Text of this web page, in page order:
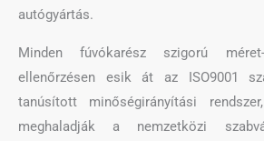
autógyártás.
Minden fúvókarész szigorú
ellenőrzésen esik át az ISO9001
tanúsított minőségirányítási
meghaladják a nemzetközi